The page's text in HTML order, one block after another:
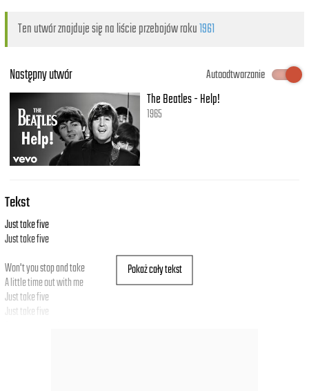
Ten utwór znajduje się na liście przebojów roku1961
Następny utwór
Autoodtwarzanie
The Beatles - Help!
1965
Tekst
Pokaż cały tekst
Just take five
Just take five
Won't you stop and take
A little time out with me
Just take five
Just take five